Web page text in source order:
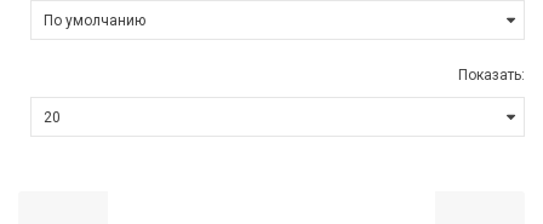
Показать: